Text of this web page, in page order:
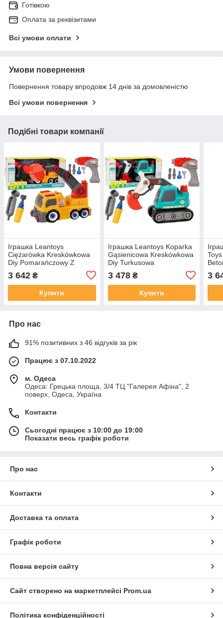
Готівкою
Оплата за реквізитами
Всі умови оплати
Умови повернення
Повернення товару впродовж 14 днів за домовленістю
Всі умови повернення
Подібні товари компанії
Іграшка Leantoys
Ciężarówka Kreskówkowa
Diy Pomarańczowy Z
3 642 ₴
Купити
Іграшка Leantoys Koparka
Gąsienicowa Kreskówkowa
Diy Turkusowa
3 478₴
Купити
3
Про нас
91% позитивних з 46 відгуків за рік
Працює з 07.10.2022
м. Одеса
Одеса: Грецька площа, 3/4 ТЦ "Галерея Афіна", 2
поверх, Одеса, Україна
Контакти
Сьогодні працює з 10:00 до 19:00
Показати весь графік роботи
Про нас
Контакти
Доставка та оплата
Графік роботи
Повна версія сайту
Сайт створено на маркетплейсі Prom.ua
Політика конфіденційності